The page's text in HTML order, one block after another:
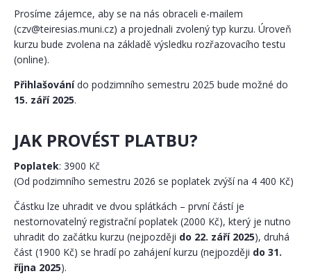
Prosíme zájemce, aby se na nás obraceli e-mailem
(czv@teiresias.muni.cz) a projednali zvolený typ kurzu. Úroveň
kurzu bude zvolena na základě výsledku rozřazovacího testu
(online).
Přihlašovánído podzimního semestru 2025 bude možné do
15. září 2025.
JAK PROVÉST PLATBU?
Poplatek: 3900 Kč
(Od podzimního semestru 2026 se poplatek zvýší na 4 400 Kč)
Částku lze uhradit ve dvou splátkách – první částí je
nestornovatelný registrační poplatek (2000 Kč), který je nutno
uhradit do začátku kurzu (nejpozději do 22. září 2025), druhá
část (1900 Kč) se hradí po zahájení kurzu (nejpozději do 31.
října 2025).